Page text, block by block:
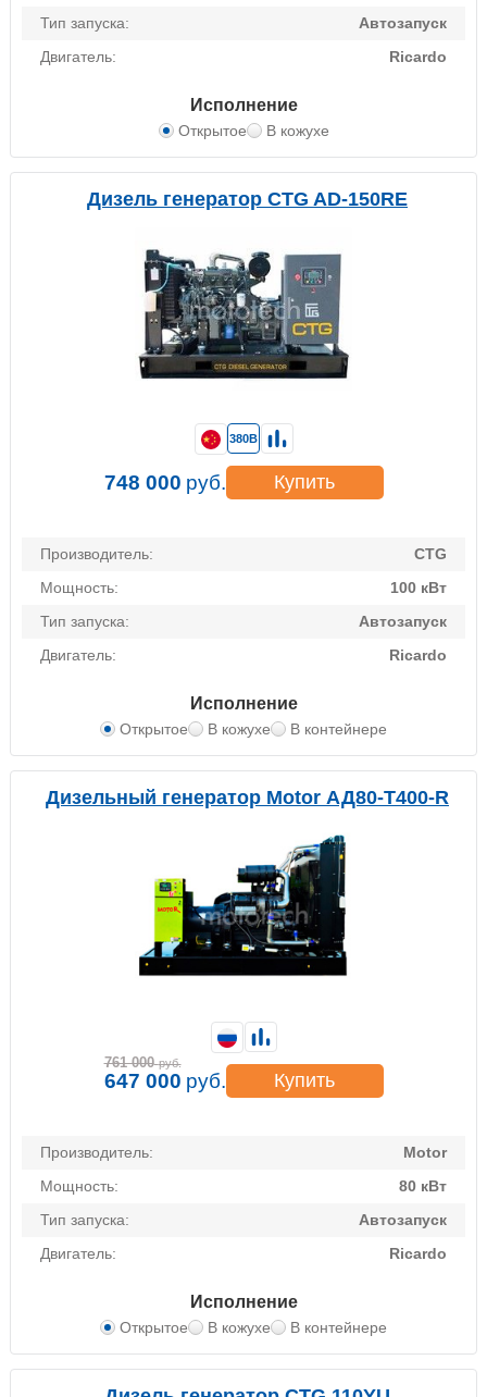
Тип запуска:
Автозапуск
Двигатель:
Ricardo
Исполнение
Открытое В кожухе
Дизель генератор CTG AD-150RE
Производитель:
CTG
Мощность:
100 кВт
Тип запуска:
Автозапуск
Двигатель:
Ricardo
Исполнение
Открытое В кожухе В контейнере
380В
748 000 руб. Купить
Дизельный генератор Motor АД80-Т400-R
Производитель:
Motor
Мощность:
80 кВт
Тип запуска:
Автозапуск
Двигатель:
Ricardo
Исполнение
Открытое В кожухе В контейнере
761 000 руб.
647 000 руб. Купить